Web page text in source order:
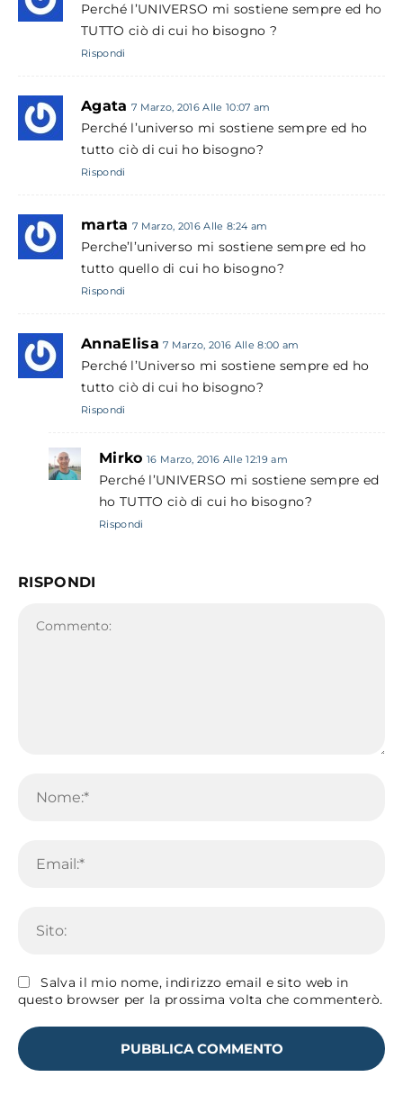
Perché l’UNIVERSO mi sostiene sempre ed ho
TUTTO ciò di cui ho bisogno ?
Rispondi
Agata 7 Marzo, 2016 Alle 10:07 am
Perché l’universo mi sostiene sempre ed ho
tutto ciò di cui ho bisogno?
Rispondi
marta 7 Marzo, 2016 Alle 8:24 am
Perche’l’universo mi sostiene sempre ed ho
tutto quello di cui ho bisogno?
Rispondi
AnnaElisa 7 Marzo, 2016 Alle 8:00 am
Perché l’Universo mi sostiene sempre ed ho
tutto ciò di cui ho bisogno?
Rispondi
Mirko 16 Marzo, 2016 Alle 12:19 am
Perché l’UNIVERSO mi sostiene sempre ed
ho TUTTO ciò di cui ho bisogno?
Rispondi
RISPONDI
Salva il mio nome, indirizzo email e sito web in
questo browser per la prossima volta che commenterò.